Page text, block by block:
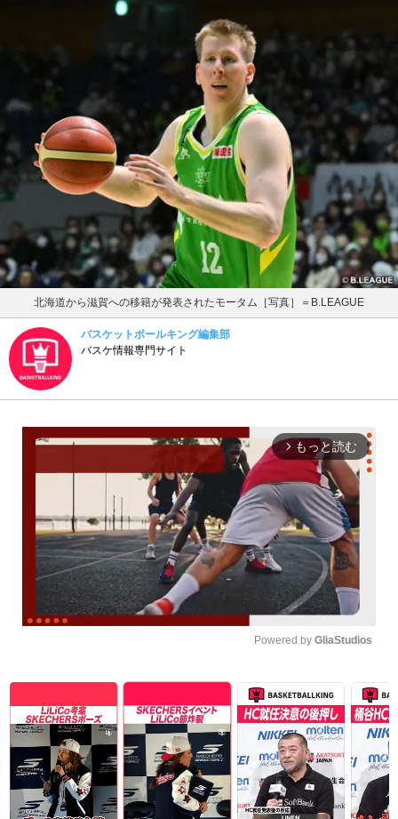
北海道から滋賀への移籍が発表されたモータム［写真］＝B.LEAGUE
バスケットボールキング編集部
バスケ情報専門サイト
arrow_forward_ios もっと読む
Powered by GliaStudios